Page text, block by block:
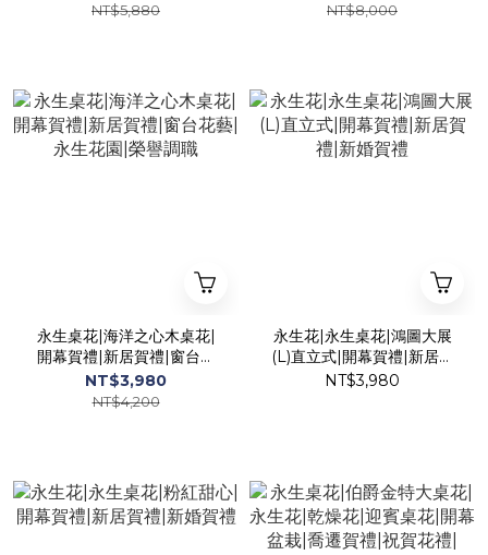
NT$5,880 NT$8,000
永生桌花|海洋之心木桌花|
開幕賀禮|新居賀禮|窗台花
藝|永生花園|榮譽調職
NT$3,980
NT$4,200
永生花|永生桌花|鴻圖大展
(L)直立式|開幕賀禮|新居賀
禮|新婚賀禮
NT$3,980